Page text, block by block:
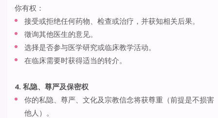
你有权：
接受或拒绝任何药物、检查或治疗，并获知相关后果。
徵询其他医生的意见。
选择是否参与医学研究或临床教学活动。
在临床需要时获得适当的转介。
4. 私隐、尊严及保密权
你的私隐、尊严、文化及宗教信念将获尊重（前提是不损害
他人）。